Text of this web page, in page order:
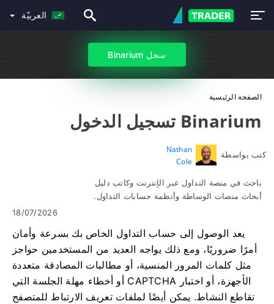
العربيّة
سجل Binarium
الصفحة الرئيسية
Binarium تسجيل الدخول
كتب بواسطة
Nathan
Cole
باحث في منصة التداول عبر الإنترنت وكاتب دليل
أبحاث منصات الوساطة وأنظمة حسابات التداول.
18/07/2026
يعد الوصول إلى حساب التداول الخاص بك بسرعة وأمان
أمرًا ضروريًا، ومع ذلك يواجه العديد من المستخدمين حواجز
مثل كلمات المرور المنسية، أو مطالبات المصادقة متعددة
الأجهزة، أو اختبار CAPTCHA أو أخطاء مهلة الجلسة التي
تقاطع النشاط. يمكن أيضًا لملفات تعريف الارتباط للمتصفح